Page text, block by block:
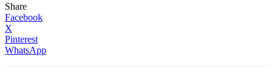
Share
Facebook
X
Pinterest
WhatsApp